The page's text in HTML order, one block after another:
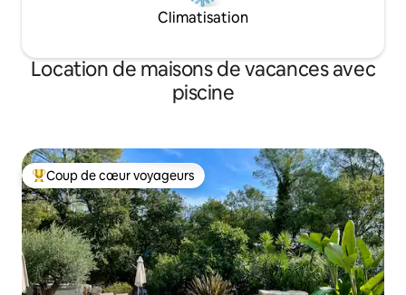
Climatisation
Location de maisons de vacances avec
piscine
Coups de cœur voyageurs les plus appréciés
Coup de cœur voyageurs